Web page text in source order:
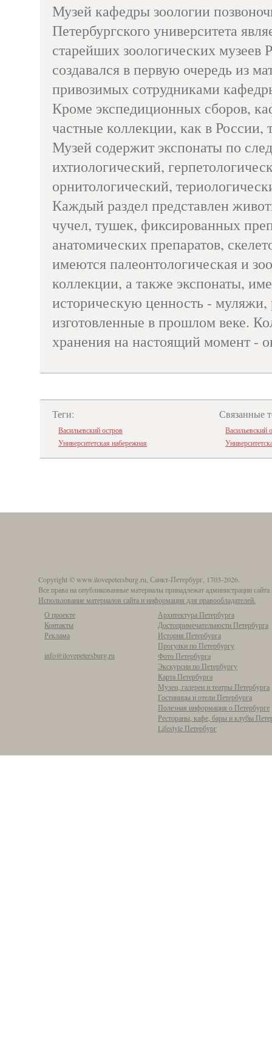
Музей кафедры зоологии
Петербургского университета
старейших зоологических музеев
создавался в первую очередь из
привозимых сотрудниками
Кроме экспедиционных сборов,
частные коллекции, как в России,
Музей содержит экспонаты по
ихтиологический,
орнитологический,
Каждый раздел представлен
чучел, тушек, фиксированных
анатомических препаратов,
имеются палеонтологическая и
коллекции, а также экспонаты,
историческую ценность -
изготовленные в прошлом веке.
хранения на настоящий момент -
Теги:
Васильевский остров
Университетская набережная
Связанные
Васильевский
Copyright © www.ilovepetersburg.ru, Санкт-Петербург, 1703-2026.
Все права на опубликованные материалы принадлежат администрации
Использование материалов сайта и информация для правообладателей.
О проекте
Контакты
Реклама
info@ilovepetersburg.ru
Архитектура Петербурга
Достопримечательности Петербурга
История Петербурга
Прогулки по Петербургу
Фото Петербурга
Экскурсии по Петербургу
Карта Петербурга
Музеи, галереи и театры Петербурга
Гостиницы и отели Петербурга
Полезная информация о Петербурге
Рестораны, кафе, бары и клубы
Lifestyle Петербург